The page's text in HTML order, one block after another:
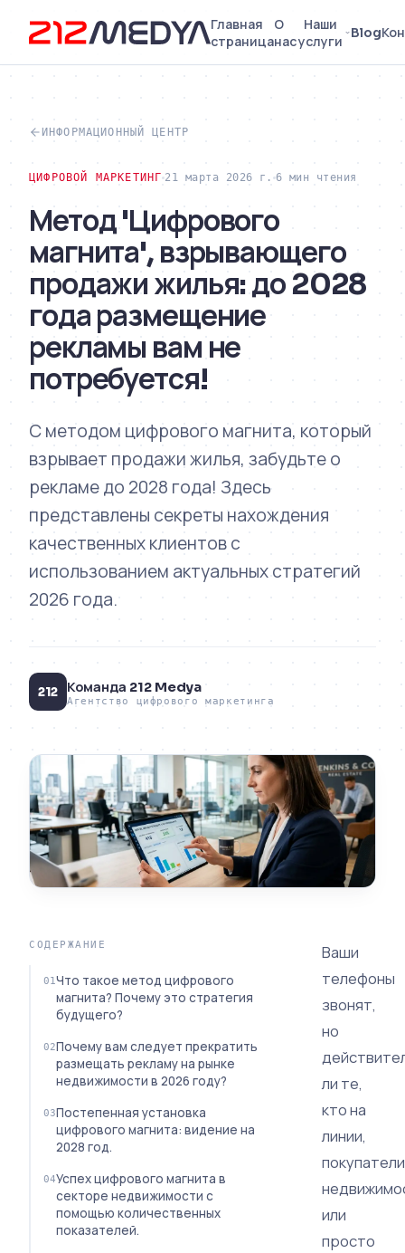
Главная
страница
О
нас
Наши
услуги
Blog
ИНФОРМАЦИОННЫЙ ЦЕНТР
ЦИФРОВОЙ МАРКЕТИНГ 21 марта 2026 г. 6 мин чтения
Метод 'Цифрового
магнита', взрывающего
продажи жилья: до 2028
года размещение
рекламы вам не
потребуется!
С методом цифрового магнита, который
взрывает продажи жилья, забудьте о
рекламе до 2028 года! Здесь
представлены секреты нахождения
качественных клиентов с
использованием актуальных стратегий
2026 года.
212 Команда 212 Medya
Агентство цифрового маркетинга
СОДЕРЖАНИЕ
Что такое метод цифрового
магнита? Почему это стратегия
будущего?
Почему вам следует прекратить
размещать рекламу на рынке
недвижимости в 2026 году?
Постепенная установка
цифрового магнита: видение на
2028 год.
Успех цифрового магнита в
секторе недвижимости с
помощью количественных
показателей.
Ваши
телефоны
звонят,
но
ли те,
кто на
линии,
покупатели
или
просто